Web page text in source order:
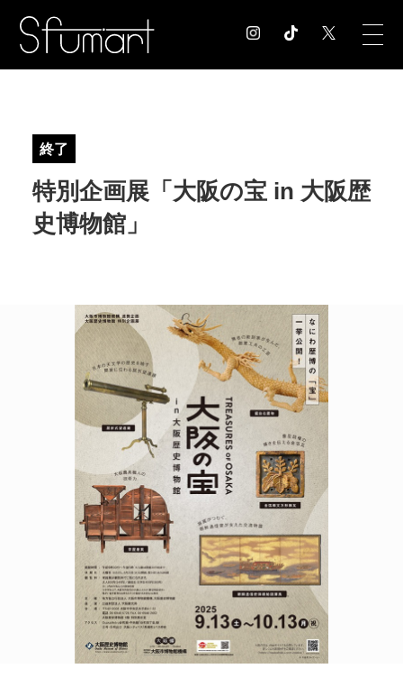
EXHIBITION 展覧会情報
MUSEUM
CONTACT お問合せ
POLICY COMPANY
終了
特別企画展「大阪の宝 in 大阪歴
史博物館」